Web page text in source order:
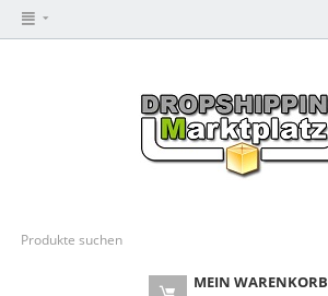
MEIN WARENKORB